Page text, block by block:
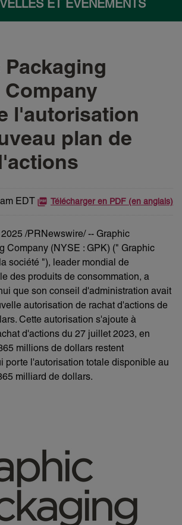
ET ÉVÉNEMENTS
Packaging
l'autorisation
plan de
EDT Télécharger en PDF (en anglais)
2025 /PRNewswire/ -- Graphic
Company (NYSE : GPK) (" Graphic
société "), leader mondial de
des produits de consommation, a
que son conseil d'administration avait
autorisation de rachat d'actions de
Cette autorisation s'ajoute à
d'actions du 27 juillet 2023, en
millions de dollars restent
porte l'autorisation totale disponible au
milliard de dollars.